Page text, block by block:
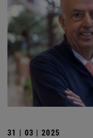
31 | 03 | 2025